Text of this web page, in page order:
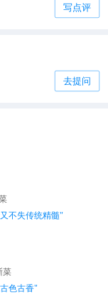
写点评
去提问
不失传统精髓"
菜
色古香"